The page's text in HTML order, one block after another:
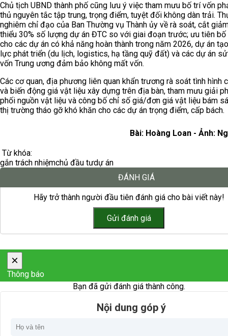
Chủ tịch UBND thành phố cũng lưu ý việc tham mưu bố trí vốn
thủ nguyên tắc tập trung, trọng điểm, tuyệt đối không dàn trải.
nghiêm chỉ đạo của Ban Thường vụ Thành ủy về rà soát, cắt
thiểu 30% số lượng dự án ĐTC so với giai đoạn trước; ưu tiên bố
cho các dự án có khả năng hoàn thành trong năm 2026, dự án
lực phát triển (du lịch, logistics, hạ tầng quỹ đất) và các dự án
vốn Trung ương đảm bảo không mất vốn.
Các cơ quan, địa phương liên quan khẩn trương rà soát tình hình
và biến động giá vật liệu xây dựng trên địa bàn, tham mưu giải
phối nguồn vật liệu và công bố chỉ số giá/đơn giá vật liệu bám
thị trường tháo gỡ khó khăn cho các dự án trọng điểm, cấp bách.
Bài: Hoàng Loan - Ảnh:
Từ khóa:
gắn trách nhiệmchủ đầu tưdự án
ĐÁNH GIÁ
Hãy trở thành người đầu tiên đánh giá cho bài viết này!
×
Thông báo
Bạn đã gửi đánh giá thành công.
Nội dung góp ý